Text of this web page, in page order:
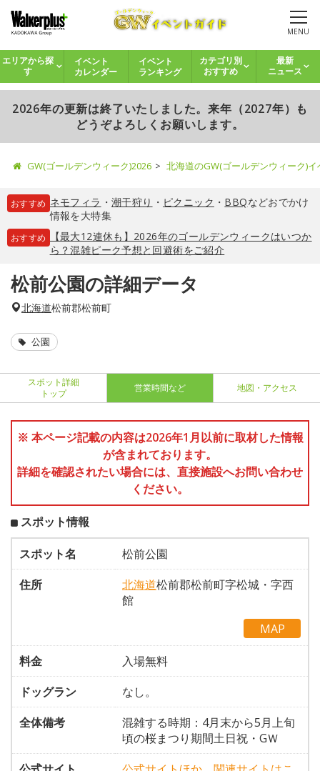
MENU
エリアから探
す
イベント
カレンダー
イベント
ランキング
カテゴリ別
おすすめ
最新
ニュース
2026年の更新は終了いたしました。来年（2027年）も
どうぞよろしくお願いします。
GW(ゴールデンウィーク)2026 北海道のGW(ゴールデンウィーク)
おすすめ ネモフィラ ・ 潮干狩り ・ ピクニック ・ BBQなどおでかけ
情報を大特集
おすすめ
【最大12連休も】2026年のゴールデンウィークはいつか
ら？混雑ピーク予想と回避術をご紹介
松前公園の詳細データ
北海道松前郡松前町
公園
スポット詳細
トップ
営業時間など 地図・アクセス
※ 本ページ記載の内容は2026年1月以前に取材した情報
が含まれております。
詳細を確認されたい場合には、直接施設へお問い合わせ
ください。
スポット情報
スポット名
松前公園
住所
北海道松前郡松前町字松城・字西
館
MAP
料金
入場無料
ドッグラン
なし。
全体備考
混雑する時期：4月末から5月上旬
頃の桜まつり期間土日祝・GＷ